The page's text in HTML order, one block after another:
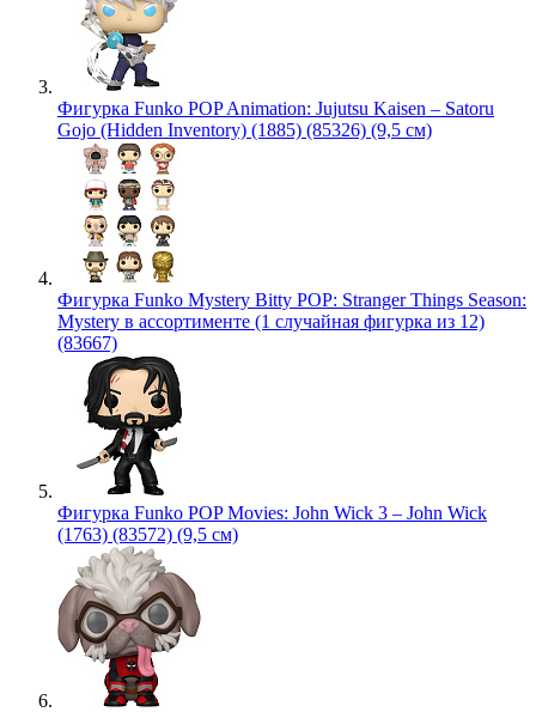
Фигурка Funko POP Animation: Jujutsu Kaisen – Satoru
Gojo (Hidden Inventory) (1885) (85326) (9,5 см)
Фигурка Funko Mystery Bitty POP: Stranger Things Season:
Mystery в ассортименте (1 случайная фигурка из 12)
(83667)
Фигурка Funko POP Movies: John Wick 3 – John Wick
(1763) (83572) (9,5 см)